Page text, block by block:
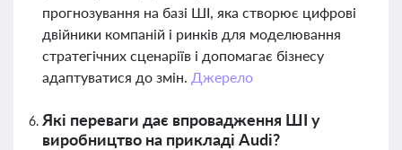
прогнозування на базі ШІ, яка створює цифрові
двійники компаній і ринків для моделювання
стратегічних сценаріїв і допомагає бізнесу
адаптуватися до змін. Джерело
Які переваги дає впровадження ШІ у
виробництво на прикладі Audi?